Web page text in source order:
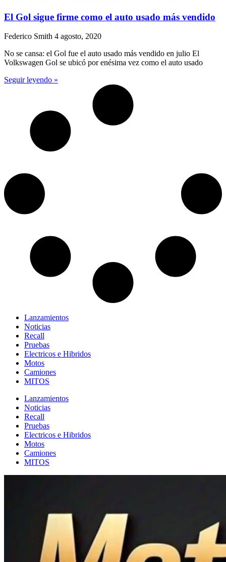
El Gol sigue firme como el auto usado más vendido
Federico Smith 4 agosto, 2020
No se cansa: el Gol fue el auto usado más vendido en julio El
Volkswagen Gol se ubicó por enésima vez como el auto usado
Seguir leyendo »
Lanzamientos
Noticias
Recall
Pruebas
Electricos e Hibridos
Motos
Camiones
MITOS
Lanzamientos
Noticias
Recall
Pruebas
Electricos e Hibridos
Motos
Camiones
MITOS